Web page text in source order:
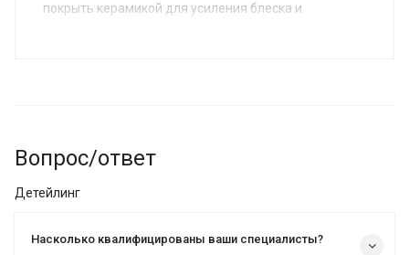
покрыть керамикой для усиления блеска и
Вопрос/ответ
Детейлинг
Насколько квалифицированы ваши специалисты?